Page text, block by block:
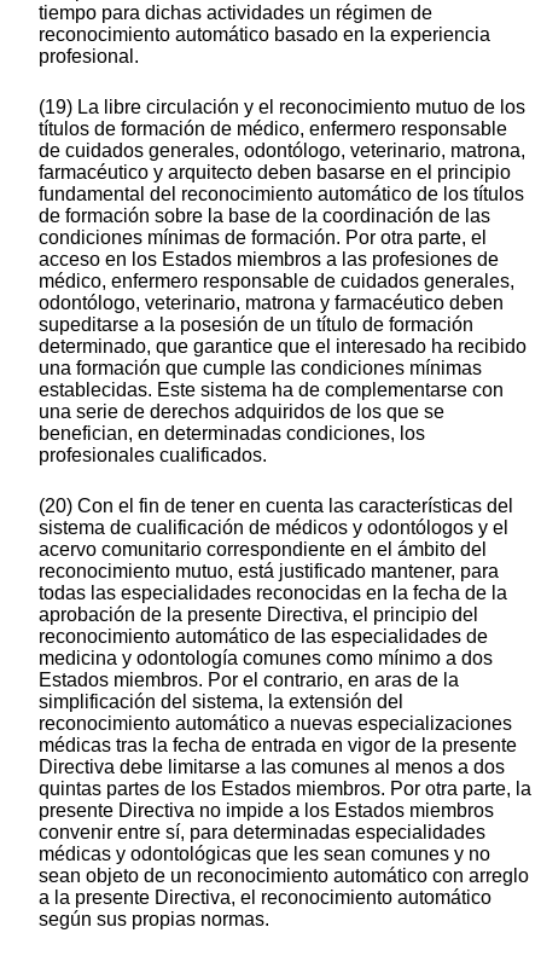
tiempo para dichas actividades un régimen de
reconocimiento automático basado en la experiencia
profesional.
(19) La libre circulación y el reconocimiento mutuo de los
títulos de formación de médico, enfermero responsable
de cuidados generales, odontólogo, veterinario, matrona,
farmacéutico y arquitecto deben basarse en el principio
fundamental del reconocimiento automático de los títulos
de formación sobre la base de la coordinación de las
condiciones mínimas de formación. Por otra parte, el
acceso en los Estados miembros a las profesiones de
médico, enfermero responsable de cuidados generales,
odontólogo, veterinario, matrona y farmacéutico deben
supeditarse a la posesión de un título de formación
determinado, que garantice que el interesado ha recibido
una formación que cumple las condiciones mínimas
establecidas. Este sistema ha de complementarse con
una serie de derechos adquiridos de los que se
benefician, en determinadas condiciones, los
profesionales cualificados.
(20) Con el fin de tener en cuenta las características del
sistema de cualificación de médicos y odontólogos y el
acervo comunitario correspondiente en el ámbito del
reconocimiento mutuo, está justificado mantener, para
todas las especialidades reconocidas en la fecha de la
aprobación de la presente Directiva, el principio del
reconocimiento automático de las especialidades de
medicina y odontología comunes como mínimo a dos
Estados miembros. Por el contrario, en aras de la
simplificación del sistema, la extensión del
reconocimiento automático a nuevas especializaciones
médicas tras la fecha de entrada en vigor de la presente
Directiva debe limitarse a las comunes al menos a dos
quintas partes de los Estados miembros. Por otra parte, la
presente Directiva no impide a los Estados miembros
convenir entre sí, para determinadas especialidades
médicas y odontológicas que les sean comunes y no
sean objeto de un reconocimiento automático con arreglo
a la presente Directiva, el reconocimiento automático
según sus propias normas.